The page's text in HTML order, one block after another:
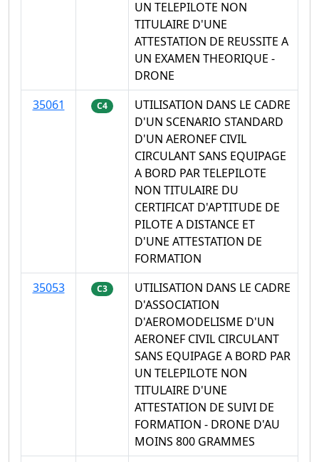
UN TELEPILOTE NON
TITULAIRE D'UNE
ATTESTATION DE REUSSITE A
UN EXAMEN THEORIQUE -
DRONE
35061
C4
UTILISATION DANS LE CADRE
D'UN SCENARIO STANDARD
D'UN AERONEF CIVIL
CIRCULANT SANS EQUIPAGE
A BORD PAR TELEPILOTE
NON TITULAIRE DU
CERTIFICAT D'APTITUDE DE
PILOTE A DISTANCE ET
D'UNE ATTESTATION DE
FORMATION
35053
C3
UTILISATION DANS LE CADRE
D'ASSOCIATION
D'AEROMODELISME D'UN
AERONEF CIVIL CIRCULANT
SANS EQUIPAGE A BORD PAR
UN TELEPILOTE NON
TITULAIRE D'UNE
ATTESTATION DE SUIVI DE
FORMATION - DRONE D'AU
MOINS 800 GRAMMES